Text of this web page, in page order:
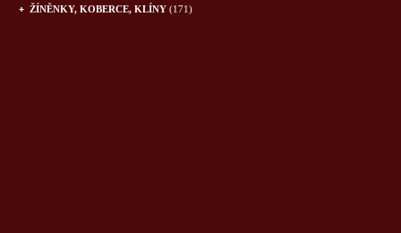
ŽÍNĚNKY, KOBERCE, KLÍNY (171)